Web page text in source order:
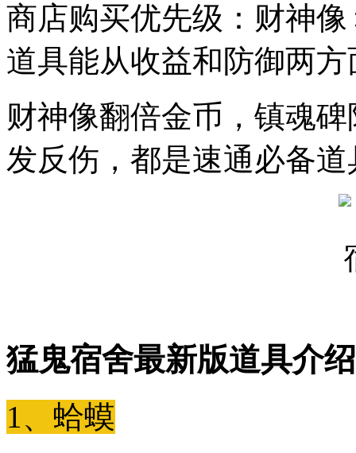
商店购买优先级：财神
道具能从收益和防御两
财神像翻倍金币，镇魂
发反伤，都是速通必备道
猛鬼宿舍最新版道具介绍
1、蛤蟆